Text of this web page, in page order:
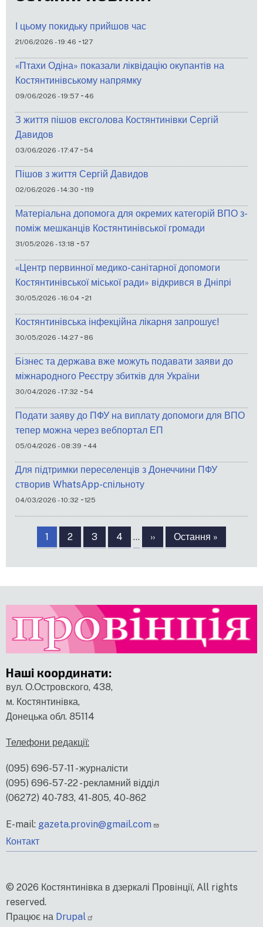
І цьому покидьку прийшов час
21/06/2026 - 19:46 -127
«Птахи Одіна» показали ліквідацію окупантів на
Костянтинівському напрямку
09/06/2026 - 19:57 - 46
З життя пішов ексголова Костянтинівки Сергій
Давидов
03/06/2026 - 17:47 -54
Пішов з життя Сергій Давидов
02/06/2026 - 14:30 -119
Матеріальна допомога для окремих категорій ВПО з-
поміж мешканців Костянтинівської громади
31/05/2026 - 13:18 -57
«Центр первинної медико-санітарної допомоги
Костянтинівської міської ради» відкрився в Дніпрі
30/05/2026 - 16:04 -21
Костянтинівська інфекційна лікарня запрошує!
30/05/2026 - 14:27 - 86
Бізнес та держава вже можуть подавати заяви до
міжнародного Реєстру збитків для України
30/04/2026 - 17:32 -54
Подати заяву до ПФУ на виплату допомоги для ВПО
тепер можна через вебпортал ЕП
05/04/2026 - 08:39 - 44
Для підтримки переселенців з Донеччини ПФУ
створив WhatsApp-спільноту
04/03/2026 - 10:32 -125
Розбивка
Сторінка
1 Сторінка
2 Сторінка
3 Сторінка
4 …
Наступна
сторінка
››
Остання
сторінка
Остання »
Наші координати:
вул. О.Островского, 438,
м. Костянтинівка,
Донецька обл. 85114
Телефони редакції:
(095) 696-57-11 - журналісти
(095) 696-57-22 - рекламний відділ
(06272) 40-783, 41-805, 40-862
E-mail: gazeta.provin@gmail.com
меню
колонтитулу
Контакт
© 2026 Костянтинівка в дзеркалі Провінції, All rights
reserved.
Працює на Drupal